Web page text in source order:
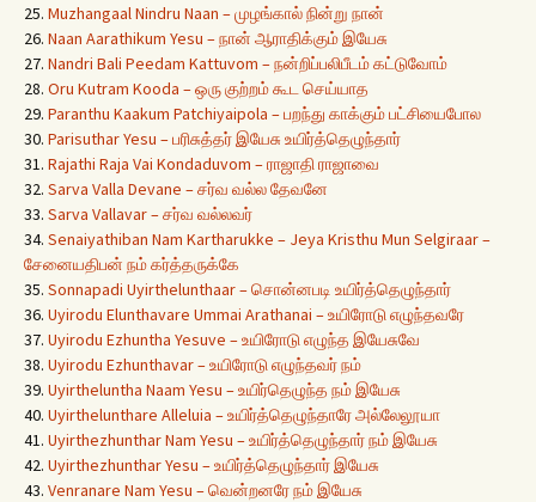
25. Muzhangaal Nindru Naan – முழங்கால் நின்று நான்
26. Naan Aarathikum Yesu – நான் ஆராதிக்கும் இயேசு
27. Nandri Bali Peedam Kattuvom – நன்றிப்பலிபீடம் கட்டுவோம்
28. Oru Kutram Kooda – ஒரு குற்றம் கூட செய்யாத
29. Paranthu Kaakum Patchiyaipola – பறந்து காக்கும் பட்சியைபோல
30. Parisuthar Yesu – பரிசுத்தர் இயேசு உயிர்த்தெழுந்தார்
31. Rajathi Raja Vai Kondaduvom – ராஜாதி ராஜாவை
32. Sarva Valla Devane – சர்வ வல்ல தேவனே
33. Sarva Vallavar – சர்வ வல்லவர்
34. Senaiyathiban Nam Kartharukke – Jeya Kristhu Mun Selgiraar –
சேனையதிபன் நம் கர்த்தருக்கே
35. Sonnapadi Uyirthelunthaar – சொன்னபடி உயிர்த்தெழுந்தார்
36. Uyirodu Elunthavare Ummai Arathanai – உயிரோடு எழுந்தவரே
37. Uyirodu Ezhuntha Yesuve – உயிரோடு எழுந்த இயேசுவே
38. Uyirodu Ezhunthavar – உயிரோடு எழுந்தவர் நம்
39. Uyirtheluntha Naam Yesu – உயிர்தெழுந்த நம் இயேசு
40. Uyirthelunthare Alleluia – உயிர்த்தெழுந்தாரே அல்லேலூயா
41. Uyirthezhunthar Nam Yesu – உயிர்த்தெழுந்தார் நம் இயேசு
42. Uyirthezhunthar Yesu – உயிர்த்தெழுந்தார் இயேசு
43. Venranare Nam Yesu – வென்றனரே நம் இயேசு